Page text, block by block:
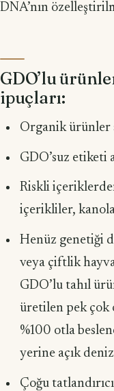
DNA’nın
GDO’lu
ipuçları:
Organik ürünler
GDO’suz etiketi
Riskli
içerikliler,
Henüz genetiği
veya çiftlik
GDO’lu tahıl
üretilen pek çok
%100 otla
yerine açık
Çoğu